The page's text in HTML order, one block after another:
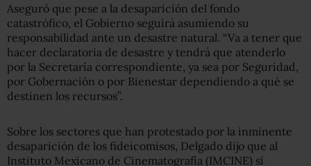
Aseguró que pese a la desaparición del fondo
catastrófico, el Gobierno seguirá asumiendo su
responsabilidad ante un desastre natural. “Va a tener que
hacer declaratoria de desastre y tendrá que atenderlo
por la Secretaría correspondiente, ya sea por Seguridad,
por Gobernación o por Bienestar dependiendo a qué se
destinen los recursos”.
Sobre los sectores que han protestado por la inminente
desaparición de los fideicomisos, Delgado dijo que al
Instituto Mexicano de Cinematografía (IMCINE) sí